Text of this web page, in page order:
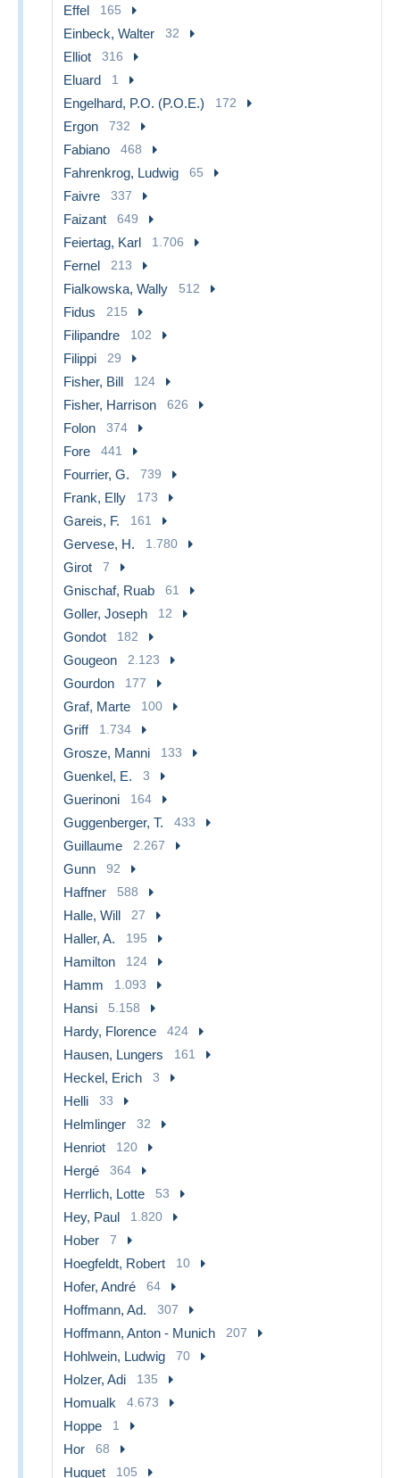
Effel 165
Einbeck, Walter 32
Elliot 316
Eluard 1
Engelhard, P.O. (P.O.E.) 172
Ergon 732
Fabiano 468
Fahrenkrog, Ludwig 65
Faivre 337
Faizant 649
Feiertag, Karl 1.706
Fernel 213
Fialkowska, Wally 512
Fidus 215
Filipandre 102
Filippi 29
Fisher, Bill 124
Fisher, Harrison 626
Folon 374
Fore 441
Fourrier, G. 739
Frank, Elly 173
Gareis, F. 161
Gervese, H. 1.780
Girot 7
Gnischaf, Ruab 61
Goller, Joseph 12
Gondot 182
Gougeon 2.123
Gourdon 177
Graf, Marte 100
Griff 1.734
Grosze, Manni 133
Guenkel, E. 3
Guerinoni 164
Guggenberger, T. 433
Guillaume 2.267
Gunn 92
Haffner 588
Halle, Will 27
Haller, A. 195
Hamilton 124
Hamm 1.093
Hansi 5.158
Hardy, Florence 424
Hausen, Lungers 161
Heckel, Erich 3
Helli 33
Helmlinger 32
Henriot 120
Hergé 364
Herrlich, Lotte 53
Hey, Paul 1.820
Hober 7
Hoegfeldt, Robert 10
Hofer, André 64
Hoffmann, Ad. 307
Hoffmann, Anton - Munich 207
Hohlwein, Ludwig 70
Holzer, Adi 135
Homualk 4.673
Hoppe 1
Hor 68
Huguet 105